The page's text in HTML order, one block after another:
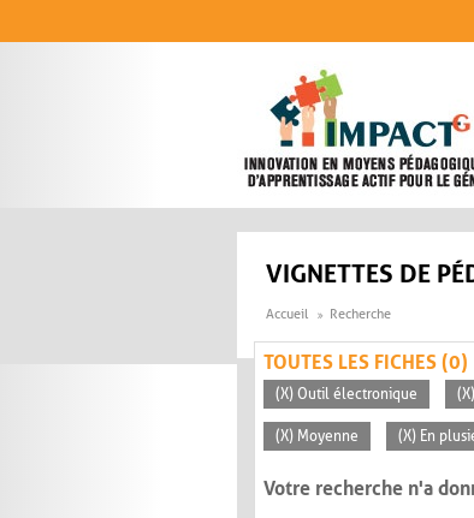
VIGNETTES DE
Accueil Recherche
TOUTES LES FICHES (0)
(X) Outil électronique
(X) Moyenne (X) En
Votre recherche n'a